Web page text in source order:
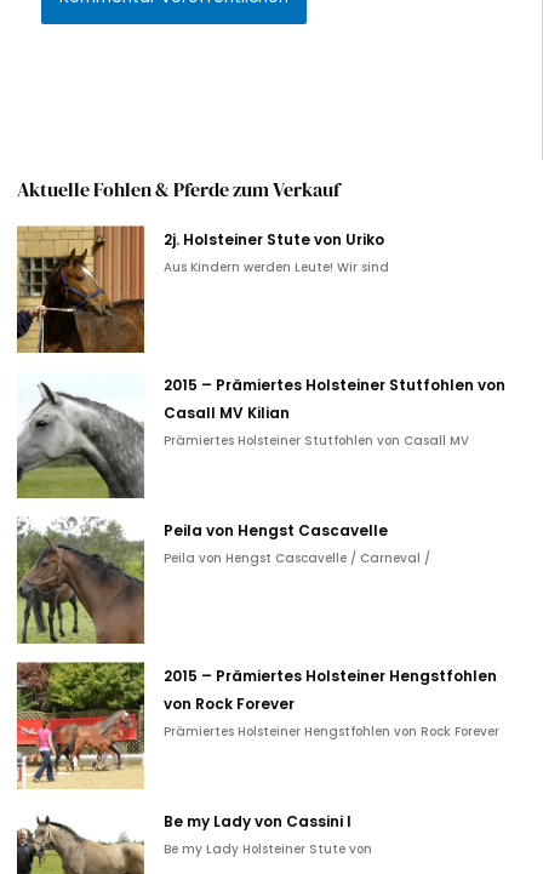
Aktuelle Fohlen & Pferde zum Verkauf
2j. Holsteiner Stute von Uriko
Aus Kindern werden Leute! Wir sind
2015 – Prämiertes Holsteiner Stutfohlen von
Casall MV Kilian
Prämiertes Holsteiner Stutfohlen von Casall MV
Peila von Hengst Cascavelle
Peila von Hengst Cascavelle / Carneval /
2015 – Prämiertes Holsteiner Hengstfohlen
von Rock Forever
Prämiertes Holsteiner Hengstfohlen von Rock Forever
Be my Lady von Cassini I
Be my Lady Holsteiner Stute von